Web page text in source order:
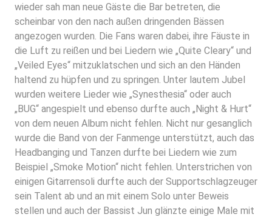
wieder sah man neue Gäste die Bar betreten, die
scheinbar von den nach außen dringenden Bässen
angezogen wurden. Die Fans waren dabei, ihre Fäuste in
die Luft zu reißen und bei Liedern wie „Quite Cleary“ und
„Veiled Eyes“ mitzuklatschen und sich an den Händen
haltend zu hüpfen und zu springen. Unter lautem Jubel
wurden weitere Lieder wie „Synesthesia“ oder auch
„BUG“ angespielt und ebenso durfte auch „Night & Hurt“
von dem neuen Album nicht fehlen. Nicht nur gesanglich
wurde die Band von der Fanmenge unterstützt, auch das
Headbanging und Tanzen durfte bei Liedern wie zum
Beispiel „Smoke Motion“ nicht fehlen. Unterstrichen von
einigen Gitarrensoli durfte auch der Supportschlagzeuger
sein Talent ab und an mit einem Solo unter Beweis
stellen und auch der Bassist Jun glänzte einige Male mit